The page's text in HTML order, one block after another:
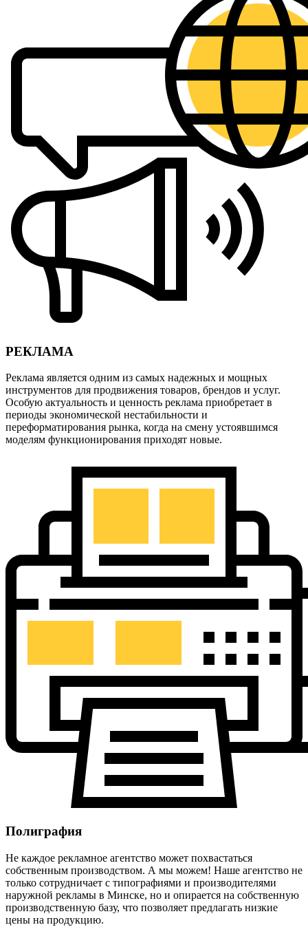
РЕКЛАМА
Реклама является одним из самых надежных и мощных
инструментов для продвижения товаров, брендов и услуг.
Особую актуальность и ценность реклама приобретает в
периоды экономической нестабильности и
переформатирования рынка, когда на смену устоявшимся
моделям функционирования приходят новые.
Полиграфия
Не каждое рекламное агентство может похвастаться
собственным производством. А мы можем! Наше агентство не
только сотрудничает с типографиями и производителями
наружной рекламы в Минске, но и опирается на собственную
производственную базу, что позволяет предлагать низкие
цены на продукцию.